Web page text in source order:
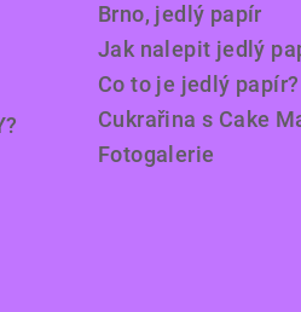
Brno, jedlý papír
Jak nalepit jedlý
Co to je jedlý papír?
Cukrařina s Cake
Fotogalerie